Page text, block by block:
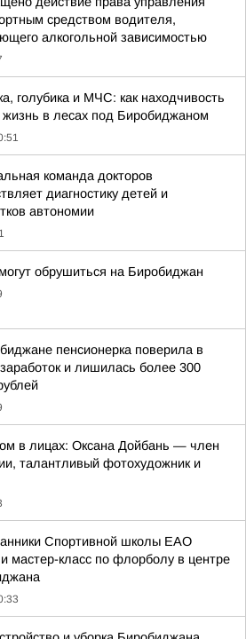
средством водителя,
алкогольной зависимостью
голубика и МЧС: как находчивость
жизнь в лесах под Биробиджаном
команда докторов
диагностику детей и
автономии
обрушиться на Биробиджан
пенсионерка поверила в
заработок и лишилась более 300
в лицах: Оксана Дойбань — член
талантливый фотохудожник и
Спортивной школы ЕАО
мастер-класс по флорболу в центре